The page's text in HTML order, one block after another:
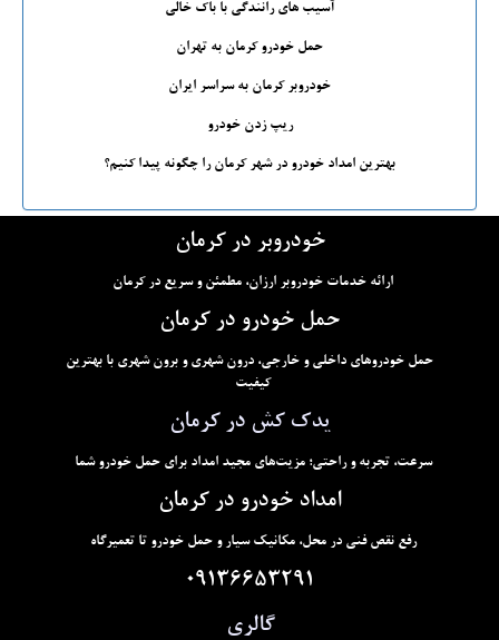
آسیب های رانندگی با باک خالی
حمل خودرو کرمان به تهران
خودروبر کرمان به سراسر ایران
ریپ زدن خودرو
بهترین امداد خودرو در شهر کرمان را چگونه پیدا کنیم؟
خودروبر در کرمان
ارائه خدمات خودروبر ارزان، مطمئن و سریع در کرمان
حمل خودرو در کرمان
حمل خودروهای داخلی و خارجی، درون شهری و برون شهری با بهترین
کیفیت
یدک کش در کرمان
سرعت، تجربه و راحتی؛ مزیت‌های مجید امداد برای حمل خودرو شما
امداد خودرو در کرمان
رفع نقص فنی در محل، مکانیک سیار و حمل خودرو تا تعمیرگاه
09136653291
گالری